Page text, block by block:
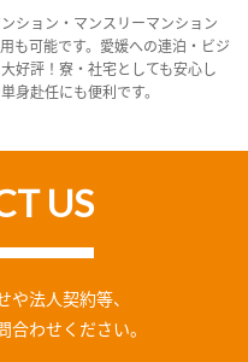
ション・マンスリーマンション
も可能です。愛媛への連泊・ビジ
好評！寮・社宅としても安心し
身赴任にも便利です。
US
法人契約等、
わせください。